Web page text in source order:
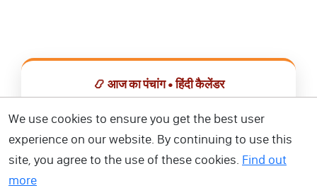
📿 आज का पंचांग • हिंदी कैलेंडर
📅 हिंदी कैलेंडर ऐप डाउनलोड करें
We use cookies to ensure you get the best user
experience on our website. By continuing to use this
site, you agree to the use of these cookies. Find out
more